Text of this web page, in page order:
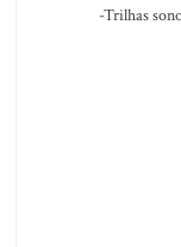
-Trilhas